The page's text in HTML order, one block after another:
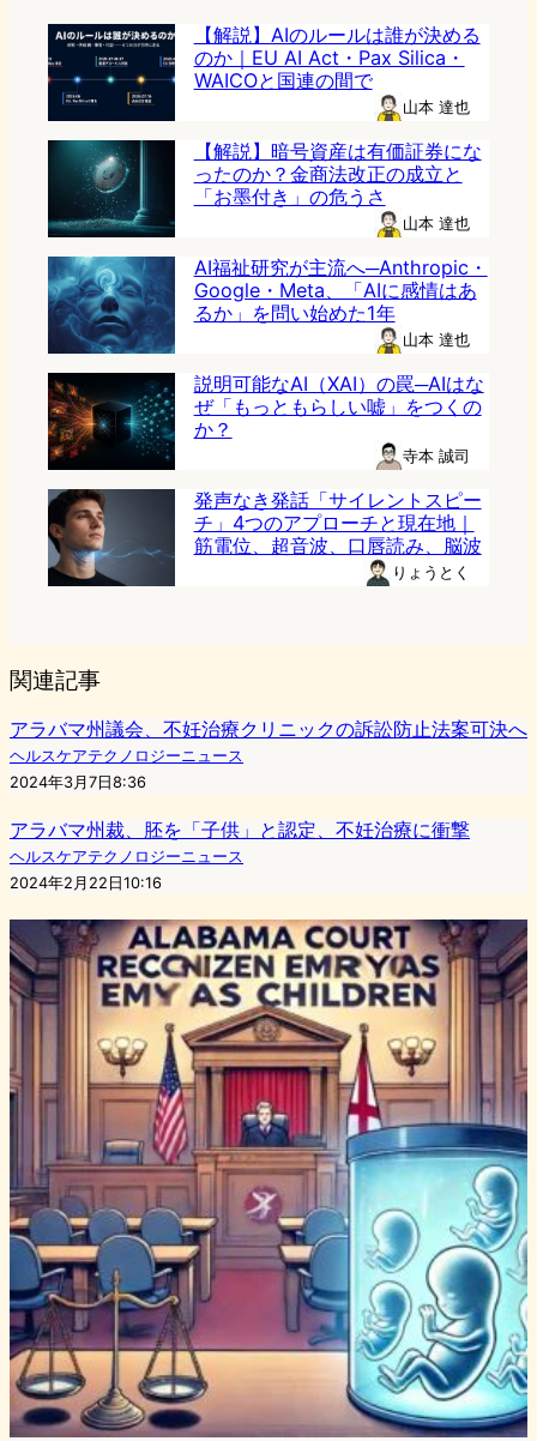
【解説】AIのルールは誰が決める
のか｜EU AI Act・Pax Silica・
WAICOと国連の間で
山本 達也
【解説】暗号資産は有価証券にな
ったのか？金商法改正の成立と
「お墨付き」の危うさ
山本 達也
AI福祉研究が主流へ─Anthropic・
Google・Meta、「AIに感情はあ
るか」を問い始めた1年
山本 達也
説明可能なAI（XAI）の罠─AIはな
ぜ「もっともらしい嘘」をつくの
か？
寺本 誠司
発声なき発話「サイレントスピー
チ」4つのアプローチと現在地｜
筋電位、超音波、口唇読み、脳波
りょうとく
関連記事
アラバマ州議会、不妊治療クリニックの訴訟防止法案可決へ
ヘルスケアテクノロジーニュース
2024年3月7日8:36
アラバマ州裁、胚を「子供」と認定、不妊治療に衝撃
ヘルスケアテクノロジーニュース
2024年2月22日10:16